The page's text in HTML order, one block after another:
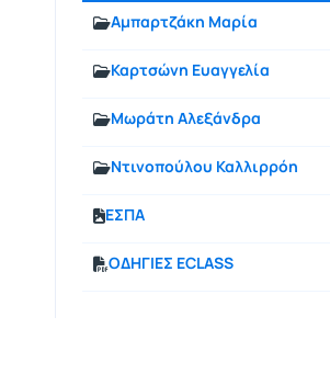
Αμπαρτζάκη Μαρία
Καρτσώνη Ευαγγελία
Μωράτη Αλεξάνδρα
Ντινοπούλου Καλλιρρόη
ΕΣΠΑ
ΟΔΗΓΙΕΣ ECLASS